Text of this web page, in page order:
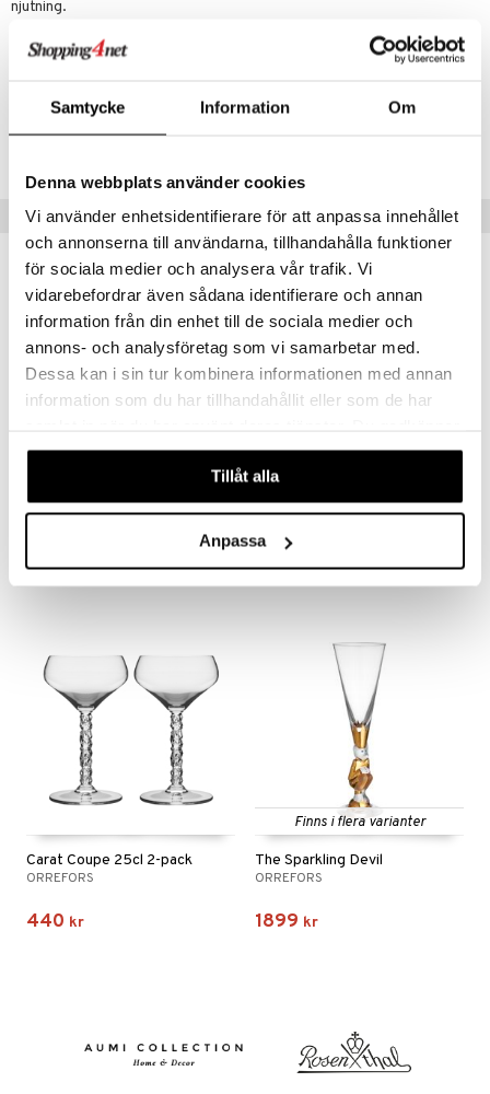
Samtycke Information Om
Denna webbplats använder cookies
Vi använder enhetsidentifierare för att anpassa innehållet
och annonserna till användarna, tillhandahålla funktioner
för sociala medier och analysera vår trafik. Vi
vidarebefordrar även sådana identifierare och annan
information från din enhet till de sociala medier och
annons- och analysföretag som vi samarbetar med.
Dessa kan i sin tur kombinera informationen med annan
information som du har tillhandahållit eller som de har
våra cookies vid fortsatt användande av vår webbplats.
Tillåt alla
Anpassa
njutning.
Artikelnr
Populära produkter
ORREFORS ORREFORS
849
Carat Coupe 25cl 2-pack
ORREFORS
440 kr
Finns i flera varianter
The Sparkling Devil
ORREFORS
1899 kr